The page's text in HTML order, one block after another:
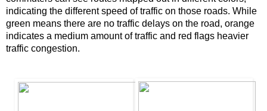
indicating the different speed of traffic on those roads. While
green means there are no traffic delays on the road, orange
indicates a medium amount of traffic and red flags heavier
traffic congestion.